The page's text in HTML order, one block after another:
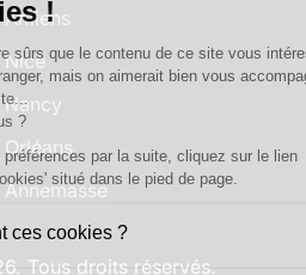
Tous droits réservés.
contenu de ce site vous intéresse
on aimerait bien vous accompagner
par la suite, cliquez sur le lien
dans le pied de page.
?